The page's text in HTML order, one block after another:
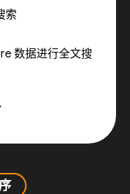
索
数据进行全文搜